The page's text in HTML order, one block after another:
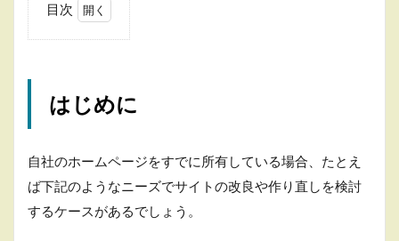
目次
に
存
サ
ト
はじめに
自社のホームページをすでに所有している場合、たとえ
ば下記のようなニーズでサイトの改良や作り直しを検討
するケースがあるでしょう。